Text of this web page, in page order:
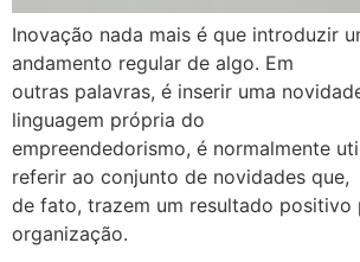
Inovação nada mais é que introduzir
andamento regular de algo. Em
outras palavras, é inserir uma
linguagem própria do
empreendedorismo, é normalmente
referir ao conjunto de novidades que,
de fato, trazem um resultado positivo
organização.